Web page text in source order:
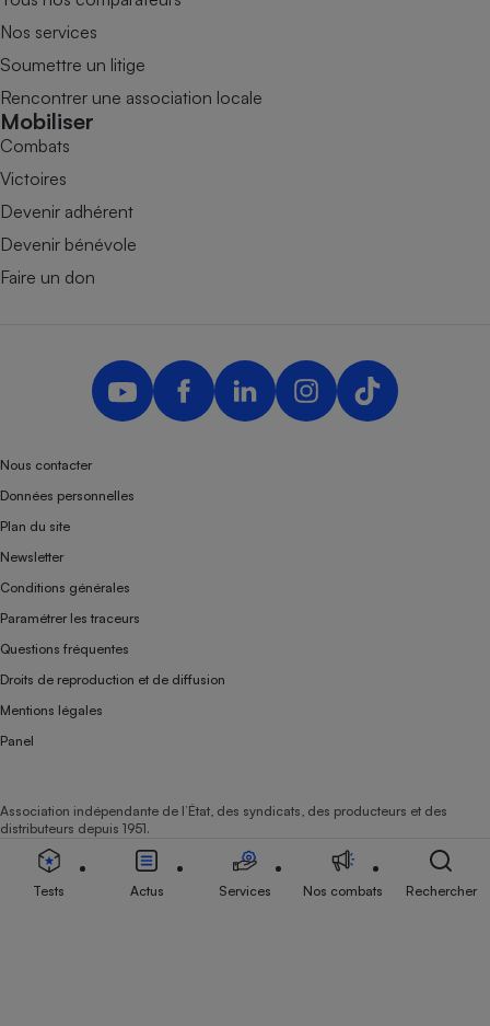
Nos services
Soumettre un litige
Rencontrer une association locale
Mobiliser
Combats
Victoires
Devenir adhérent
Devenir bénévole
Faire un don
Nous contacter
Données personnelles
Plan du site
Newsletter
Conditions générales
Paramétrer les traceurs
Questions fréquentes
Droits de reproduction et de diffusion
Mentions légales
Panel
Association indépendante de l’État, des syndicats, des producteurs et des
distributeurs depuis 1951.
Tests Actus Services Nos combats Rechercher